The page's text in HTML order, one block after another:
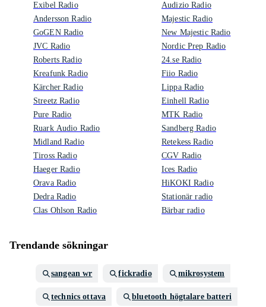
Exibel Radio
Andersson Radio
GoGEN Radio
JVC Radio
Roberts Radio
Kreafunk Radio
Kärcher Radio
Streetz Radio
Pure Radio
Ruark Audio Radio
Midland Radio
Tiross Radio
Haeger Radio
Orava Radio
Dedra Radio
Clas Ohlson Radio
Audizio Radio
Majestic Radio
New Majestic Radio
Nordic Prep Radio
24.se Radio
Fiio Radio
Lippa Radio
Einhell Radio
MTK Radio
Sandberg Radio
Retekess Radio
CGV Radio
Ices Radio
HiKOKI Radio
Stationär radio
Bärbar radio
Trendande sökningar
sangean wr fickradio mikrosystem
technics ottava bluetooth högtalare batteri